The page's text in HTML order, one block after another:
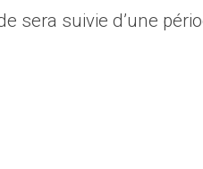
sera suivie d’une